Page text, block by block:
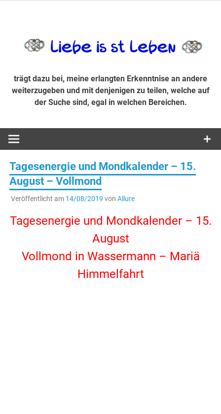
Suche sind, egal in welchen Bereichen.
trägt dazu bei, meine erlangten Erkenntnise an andere
weiterzugeben und mit denjenigen zu teilen, welche auf
der Suche sind, egal in welchen Bereichen.
Tagesenergie und Mondkalender – 15.
August – Vollmond
Veröffentlicht am 14/08/2019 von Allure
Tagesenergie und Mondkalender – 15.
August
Vollmond in Wassermann – Mariä
Himmelfahrt